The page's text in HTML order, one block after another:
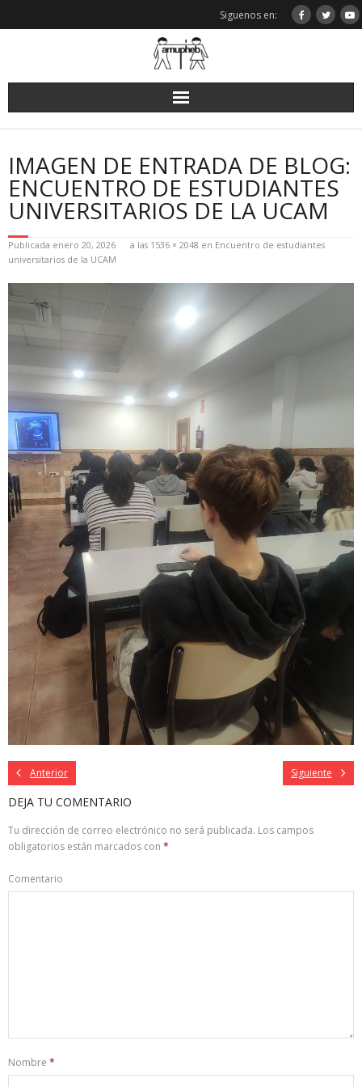
Siguenos en:
IMAGEN DE ENTRADA DE BLOG:
ENCUENTRO DE ESTUDIANTES
UNIVERSITARIOS DE LA UCAM
Publicada enero 20, 2026 a las 1536 × 2048 en Encuentro de estudiantes
universitarios de la UCAM
Anterior Siguiente
DEJA TU COMENTARIO
Tu dirección de correo electrónico no será publicada. Los campos
obligatorios están marcados con *
Comentario
Nombre *